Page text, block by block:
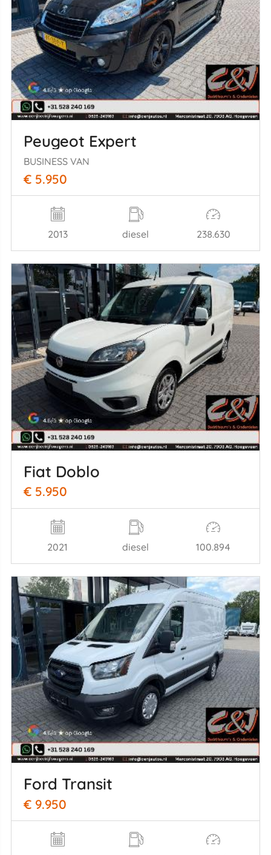
Peugeot Expert
BUSINESS VAN
€ 5.950
2013 diesel 238.630
Fiat Doblo
€ 5.950
2021 diesel 100.894
Ford Transit
€ 9.950